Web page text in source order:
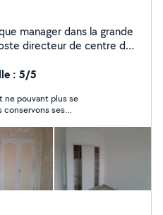
manager dans la grande
directeur de centre de
dans la rénovation de
: 5/5
se
conservons ses